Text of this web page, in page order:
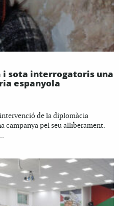
sota interrogatoris una
espanyola
de la diplomàcia
campanya pel seu alliberament.